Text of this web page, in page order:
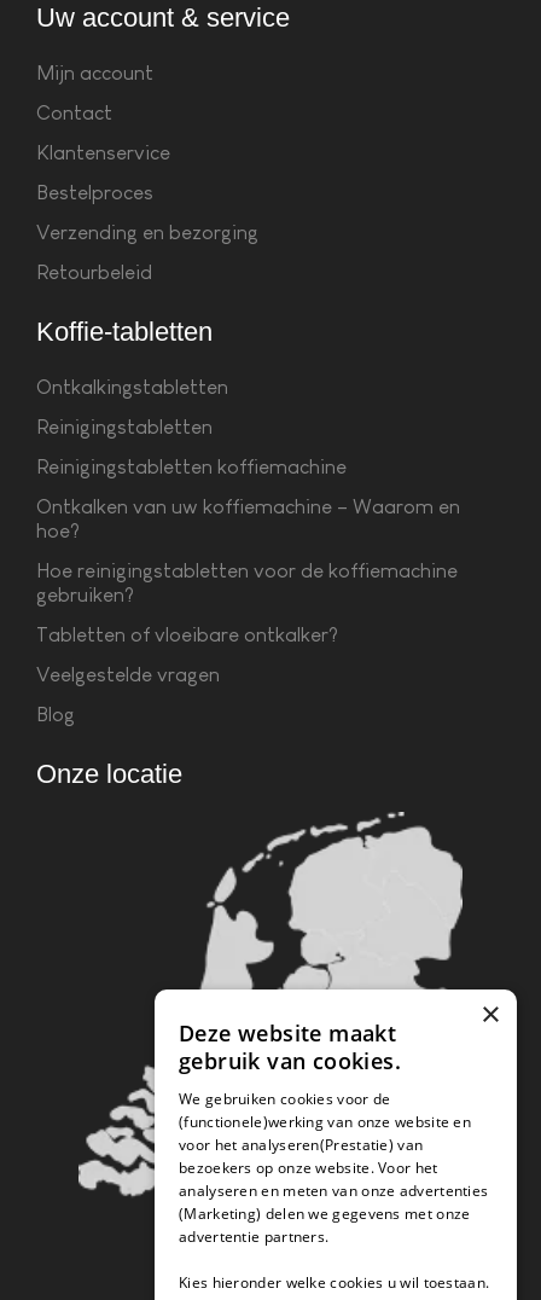
Uw account & service
Mijn account
Contact
Klantenservice
Bestelproces
Verzending en bezorging
Retourbeleid
Koffie-tabletten
Ontkalkingstabletten
Reinigingstabletten
Reinigingstabletten koffiemachine
Ontkalken van uw koffiemachine – Waarom en
hoe?
Hoe reinigingstabletten voor de koffiemachine
gebruiken?
Tabletten of vloeibare ontkalker?
Veelgestelde vragen
Blog
Onze locatie
×
Deze website maakt
gebruik van cookies.
We gebruiken cookies voor de
(functionele)werking van onze website en
voor het analyseren(Prestatie) van
bezoekers op onze website. Voor het
analyseren en meten van onze advertenties
(Marketing) delen we gegevens met onze
advertentie partners.
Kies hieronder welke cookies u wil toestaan.